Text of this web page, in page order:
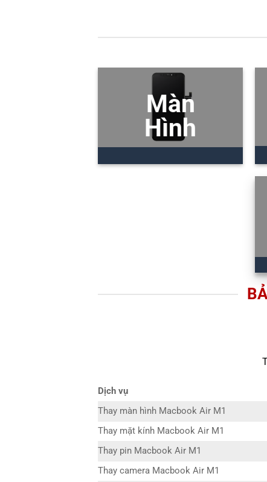
Màn
Hình
Dịch vụ
Thay màn hình Macbook Air M1
Thay mặt kính Macbook Air M1
Thay pin Macbook Air M1
Thay camera Macbook Air M1